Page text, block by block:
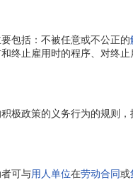
包括：不被任意或不公正的
终止雇用时的程序、对终
政策的义务行为的规则，
可与用人单位在劳动合同或